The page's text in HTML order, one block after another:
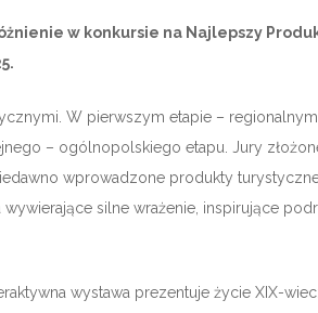
w konkursie na Najlepszy
W pierwszym etapie –
– ogólnopolskiego etapu. Jury
wprowadzone produkty
silne wrażenie, inspirujące
wystawa prezentuje życie XIX-